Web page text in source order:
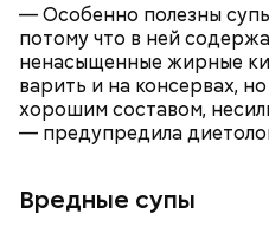
— Особенно полезны
потому что в ней
ненасыщенные жирные
варить и на консервах,
хорошим составом,
— предупредила
Вредные супы
Однако диетолог
может быть полезна. В
есть с осторожностью
Вовсю идет и сезон
узнала у врача —
Натальи Лазуренко,как